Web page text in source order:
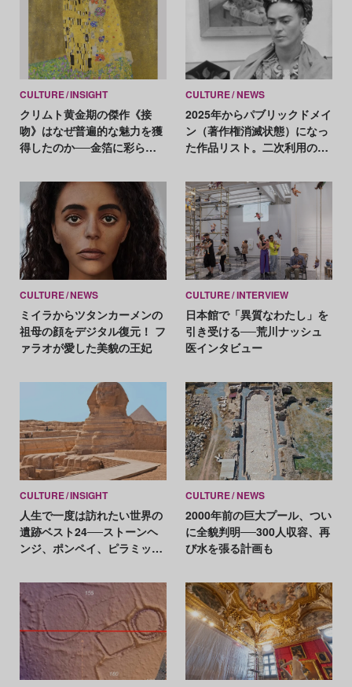
CULTURE INSIGHT
クリムト黄金期の傑作《接
吻》はなぜ普遍的な魅力を獲
得したのか──金箔に彩られ
CULTURE NEWS
2025年からパブリックドメイ
ン（著作権消滅状態）になっ
た作品リスト。二次利用の注
CULTURE NEWS
ミイラからツタンカーメンの
祖母の顔をデジタル復元！ フ
ァラオが愛した美貌の王妃
CULTURE INTERVIEW
日本館で「異質なわたし」を
引き受ける──荒川ナッシュ
医インタビュー
CULTURE INSIGHT
人生で一度は訪れたい世界の
遺跡ベスト24──ストーンヘ
ンジ、ポンペイ、ピラミッ
CULTURE NEWS
2000年前の巨大プール、つい
に全貌判明──300人収容、再
び水を張る計画も